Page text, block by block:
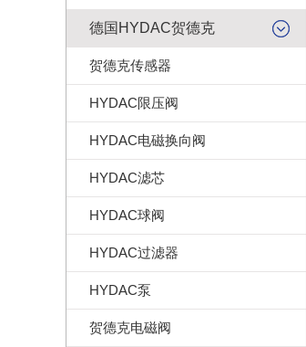
德国HYDAC贺德克
贺德克传感器
HYDAC限压阀
HYDAC电磁换向阀
HYDAC滤芯
HYDAC球阀
HYDAC过滤器
HYDAC泵
贺德克电磁阀